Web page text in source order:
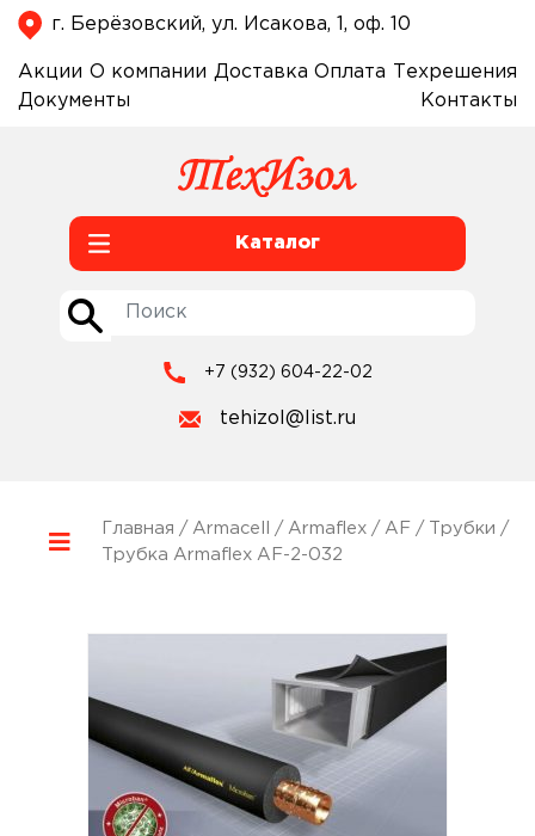
г. Берёзовский, ул. Исакова, 1, оф. 10
Акции О компании Доставка Оплата
Техрешения
Документы
Контакты
Каталог
+7 (932) 604-22-02
tehizol@list.ru
Главная / Armacell / Armaflex/ AF / Трубки /
Трубка Armaflex AF-2-032